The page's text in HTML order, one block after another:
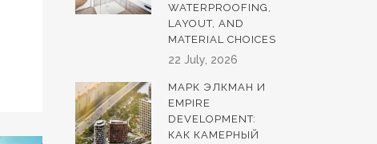
WATERPROOFING,
LAYOUT, AND
MATERIAL CHOICES
22 July, 2026
МАРК ЭЛКМАН И
EMPIRE
DEVELOPMENT:
КАК КАМЕРНЫЙ